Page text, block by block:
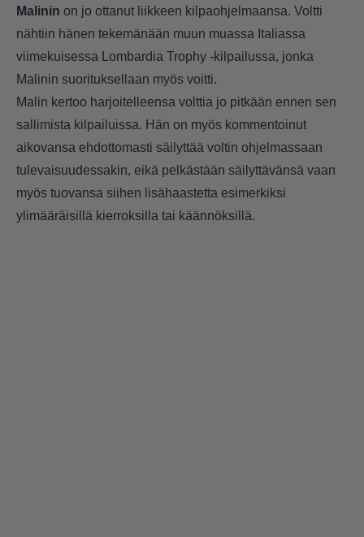
Malinin on jo ottanut liikkeen kilpaohjelmaansa. Voltti
nähtiin hänen tekemänään muun muassa Italiassa
viimekuisessa Lombardia Trophy -kilpailussa, jonka
Malinin suorituksellaan myös voitti.
Malin kertoo harjoitelleensa volttia jo pitkään ennen sen
sallimista kilpailuissa. Hän on myös kommentoinut
aikovansa ehdottomasti säilyttää voltin ohjelmassaan
tulevaisuudessakin, eikä pelkästään säilyttävänsä vaan
myös tuovansa siihen lisähaastetta esimerkiksi
ylimääräisillä kierroksilla tai käännöksillä.